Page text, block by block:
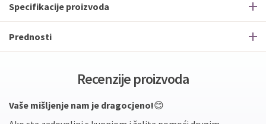
Specifikacije proizvoda
Prednosti
Recenzije proizvoda
Vaše mišljenje nam je dragocjeno!😊